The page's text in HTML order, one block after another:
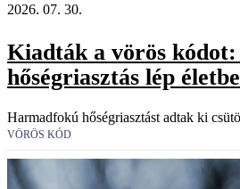
2026. 07. 30.
Kiadták a vörös
hőségriasztás lép
Harmadfokú hőségriasztást adtak ki
VÖRÖS KÓD